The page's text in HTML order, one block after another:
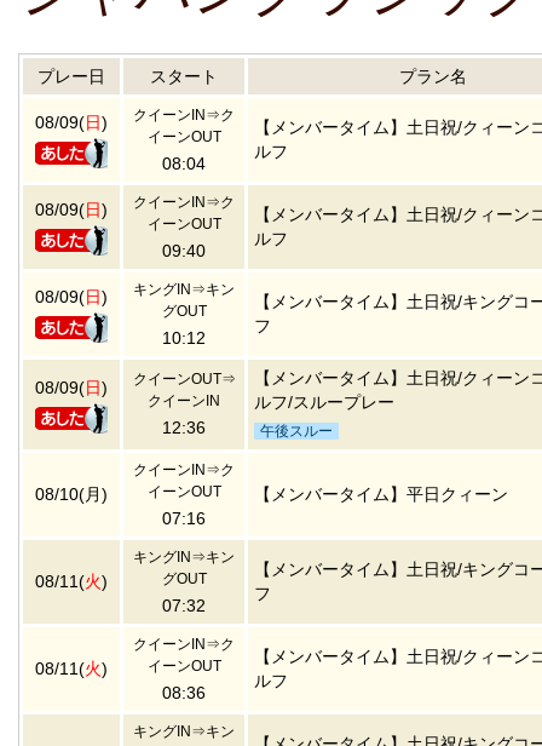
プレー日 スタート プラン名
08/09(日)
クイーンIN⇒ク
イーンOUT
08:04
【メンバータイム】土日祝/クィーン
ルフ
08/09(日)
クイーンIN⇒ク
イーンOUT
09:40
【メンバータイム】土日祝/クィーン
ルフ
08/09(日)
キングIN⇒キン
グOUT
10:12
【メンバータイム】土日祝/キングコ
フ
08/09(日)
クイーンOUT⇒
クイーンIN
12:36
【メンバータイム】土日祝/クィーン
ルフ/スループレー
午後スルー
08/10(月)
クイーンIN⇒ク
イーンOUT
07:16
【メンバータイム】平日クィーン
08/11(火)
キングIN⇒キン
グOUT
07:32
【メンバータイム】土日祝/キングコ
フ
08/11(火)
クイーンIN⇒ク
イーンOUT
08:36
【メンバータイム】土日祝/クィーン
ルフ
キングIN⇒キン